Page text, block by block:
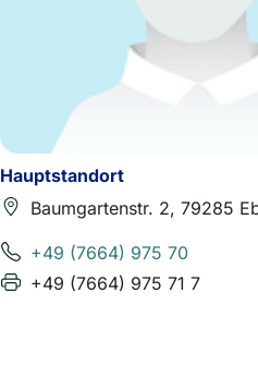
Hauptstandort
Baumgartenstr. 2, 79285
+49 (7664) 975 70
+49 (7664) 975 71 7